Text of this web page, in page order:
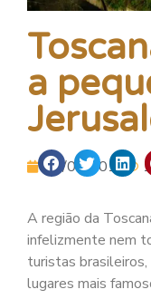
a
16/01/2013
A região da
infelizmente nem
turistas
lugares mais